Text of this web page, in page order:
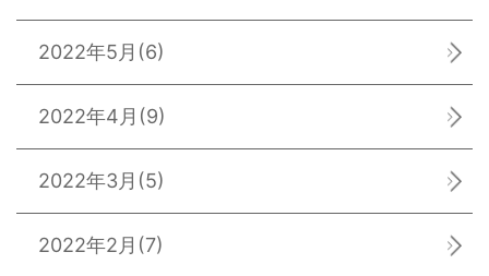
2022年5月 (6)
2022年4月 (9)
2022年3月 (5)
2022年2月 (7)